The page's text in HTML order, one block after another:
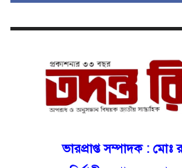
ঘুষের রাজত্ব!
যন্ত্র বিকলের
শোষণে জিম্মি
শাহপরানের
মনিরের
ভারপ্রাপ্ত সম্পাদক : মোঃ